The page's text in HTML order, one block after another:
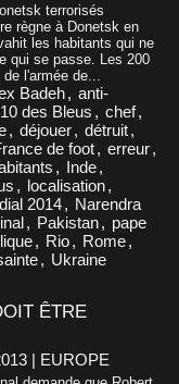
terrorisés
règne à Donetsk en
les habitants qui ne
qui se passe. Les 200
l'armée de...
Badeh, anti-
des Bleus , chef,
, déjouer, détruit,
de foot, erreur,
, Inde,
, localisation,
2014, Narendra
, Pakistan, pape
, Rio, Rome,
, Ukraine
ÊTRE
| EUROPE